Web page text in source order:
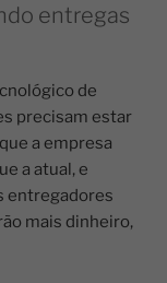
entregas
de
precisam estar
a empresa
a atual, e
entregadores
mais dinheiro,